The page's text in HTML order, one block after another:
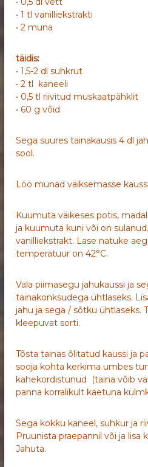
• 1 tl vanilliekstrakti
• 2 muna
täidis:
• 1,5-2 dl suhkrut
• 2 tl kaneeli
• 0,5 tl riivitud muskaatpähklit
• 60 g võid
Sega suures tainakausis 4 dl
sool.
Löö munad väiksemasse
Kuumuta väikeses potis,
ja kuumuta kuni või on
vanilliekstrakt. Lase natuke
temperatuur on 42°C.
Vala piimasegu jahukaussi ja
tainakonksudega ühtlaseks.
jahu ja sega / sõtku ühtlaseks.
kleepuvat sorti.
Tõsta tainas õlitatud kaussi ja
sooja kohta kerkima umbes
kahekordistunud (taina võib
panna korralikult kaetuna
Sega kokku kaneel, suhkur ja
Pruunista praepannil või ja lisa
Jahuta.